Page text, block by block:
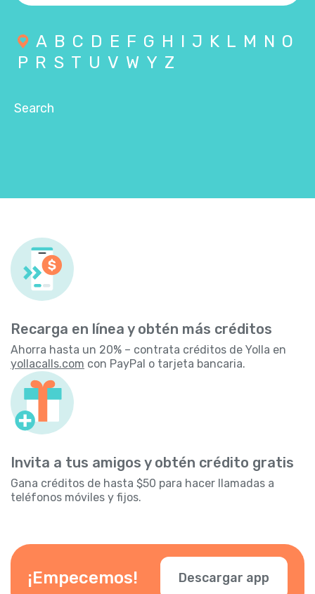
A B C D E F G H I J K L M N O
P R S T U V W Y Z
Search
Recarga en línea y obtén más créditos
Ahorra hasta un 20% – contrata créditos de Yolla en
yollacalls.com con PayPal o tarjeta bancaria.
Invita a tus amigos y obtén crédito gratis
Gana créditos de hasta $50 para hacer llamadas a
teléfonos móviles y fijos.
¡Empecemos! Descargar app